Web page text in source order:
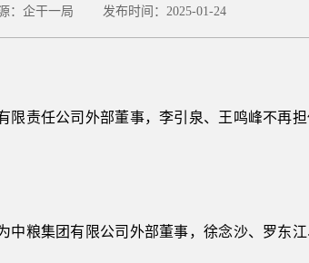
：企干一局 发布时间：2025-01-24
限责任公司外部董事，李引泉、王鸣峰不再
中粮集团有限公司外部董事，徐念沙、罗东